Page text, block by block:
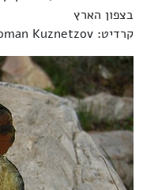
בצפון הארץ
קרדיט: Roman Kuznetzov